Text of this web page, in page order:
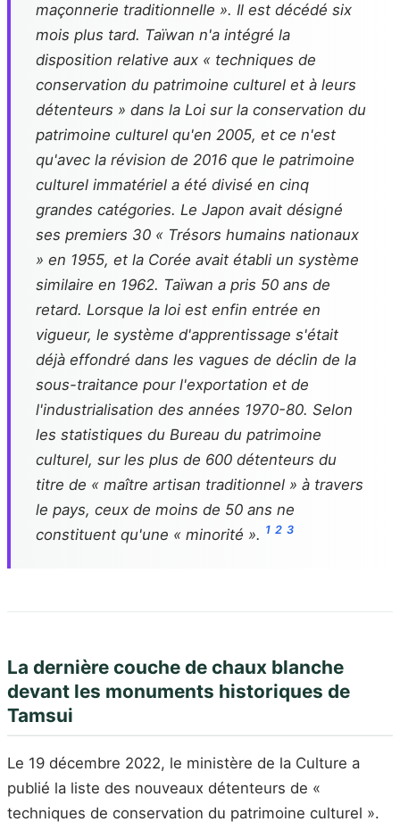
maçonnerie traditionnelle ». Il est décédé six
mois plus tard. Taïwan n'a intégré la
disposition relative aux « techniques de
conservation du patrimoine culturel et à leurs
détenteurs » dans la Loi sur la conservation du
patrimoine culturel qu'en 2005, et ce n'est
qu'avec la révision de 2016 que le patrimoine
culturel immatériel a été divisé en cinq
grandes catégories. Le Japon avait désigné
ses premiers 30 « Trésors humains nationaux
» en 1955, et la Corée avait établi un système
similaire en 1962. Taïwan a pris 50 ans de
retard. Lorsque la loi est enfin entrée en
vigueur, le système d'apprentissage s'était
déjà effondré dans les vagues de déclin de la
sous-traitance pour l'exportation et de
l'industrialisation des années 1970-80. Selon
les statistiques du Bureau du patrimoine
culturel, sur les plus de 600 détenteurs du
titre de « maître artisan traditionnel » à travers
le pays, ceux de moins de 50 ans ne
constituent qu'une « minorité ». 1 2 3
La dernière couche de chaux blanche
devant les monuments historiques de
Tamsui
Le 19 décembre 2022, le ministère de la Culture a
publié la liste des nouveaux détenteurs de «
techniques de conservation du patrimoine culturel ».